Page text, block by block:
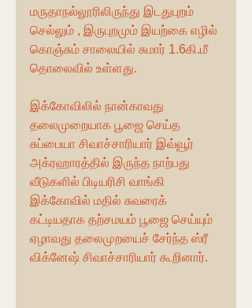
மருதாநல்லூரிலிருந்து இடதுபுறம்
செல்லும் , இருபுறமும் இயற்கை எழில்
கொஞ்சும் சாலையில் சுமார் 1.6கி.மீ
தொலைவில் உள்ளது.
இக்கோவிலில் நான்காவது
தலைமுறையாக பூஜை செய்த
சுப்பையா சிவாச்சாரியார் இவ்வூர்
அக்ரஹாரத்தில் இருந்த நாற்பது
வீடுகளில் பிடியரிசி வாங்கி
இக்கோவில் மதில் சுவரைக்
கட்டியதாக தற்சமயம் பூஜை செய்யும்
ஏழாவது தலைமுறயைச் சேர்ந்த ஸ்ரீ
விக்னேஷ் சிவாச்சாரியார் கூறினார்.